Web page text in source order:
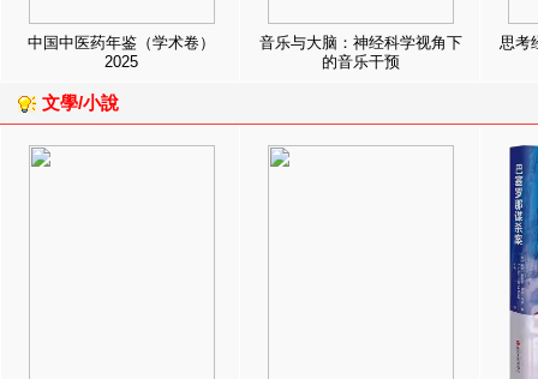
中国中医药年鉴（学术卷）
2025
音乐与大脑：神经科学视角下
的音乐干预
思考
文學/小說